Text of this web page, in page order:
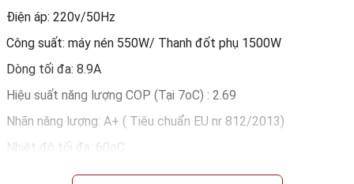
Điện áp: 220v/50Hz
Công suất: máy nén 550W/ Thanh đốt phụ 1500W
Dòng tối đa: 8.9A
Hiệu suất năng lượng COP (Tại 7oC) : 2.69
Nhãn năng lượng: A+ ( Tiêu chuẩn EU nr 812/2013)
Nhiệt độ tối đa: 60oC
Chống bụi nước: IPX1 ( Dùng trong nhà)